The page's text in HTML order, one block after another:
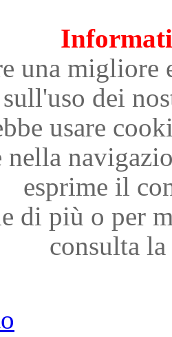
una migliore
dei
usare
nella
esprime il
di più o per
consulta